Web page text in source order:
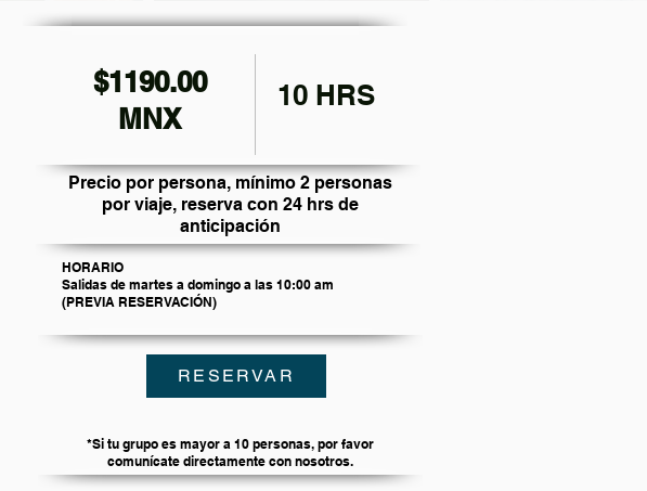
$1190.00
MNX
10 HRS
Precio por persona, mínimo 2 personas
por viaje, reserva con 24 hrs de
anticipación
HORARIO
Salidas de martes a domingo a las 10:00 am
(PREVIA RESERVACIÓN)
RESERVAR
*Si tu grupo es mayor a 10 personas, por favor
comunícate directamente con nosotros.